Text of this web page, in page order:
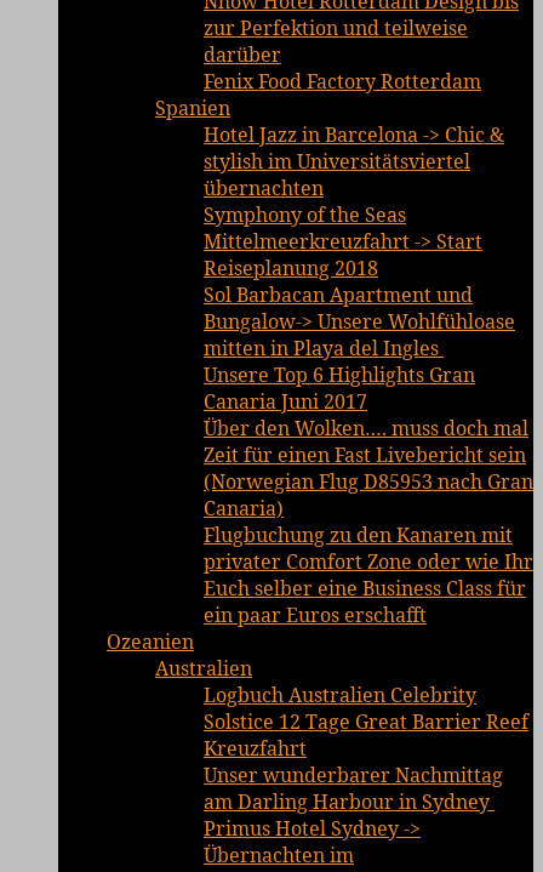
zur Perfektion und teilweise
darüber
Fenix Food Factory Rotterdam
Spanien
Hotel Jazz in Barcelona -> Chic &
stylish im Universitätsviertel
übernachten
Symphony of the Seas
Mittelmeerkreuzfahrt -> Start
Reiseplanung 2018
Sol Barbacan Apartment und
Bungalow-> Unsere Wohlfühloase
mitten in Playa del Ingles
Unsere Top 6 Highlights Gran
Canaria Juni 2017
Über den Wolken…. muss doch mal
Zeit für einen Fast Livebericht sein
(Norwegian Flug D85953 nach Gran
Canaria)
Flugbuchung zu den Kanaren mit
privater Comfort Zone oder wie Ihr
Euch selber eine Business Class für
ein paar Euros erschafft
Ozeanien
Australien
Logbuch Australien Celebrity
Solstice 12 Tage Great Barrier Reef
Kreuzfahrt
Unser wunderbarer Nachmittag
am Darling Harbour in Sydney
Primus Hotel Sydney ->
Übernachten im